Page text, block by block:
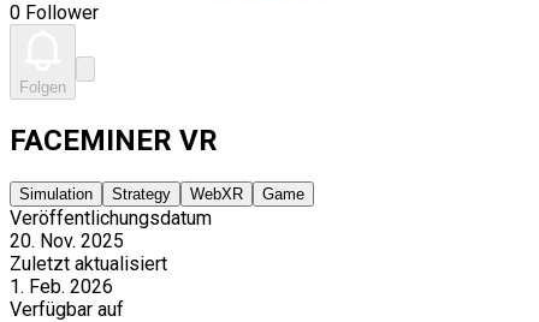
0 Follower
Folgen
FACEMINER VR
Simulation Strategy WebXR Game
Veröffentlichungsdatum
20. Nov. 2025
Zuletzt aktualisiert
1. Feb. 2026
Verfügbar auf